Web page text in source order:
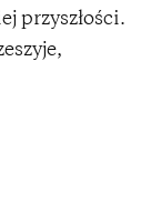
przyszłości.